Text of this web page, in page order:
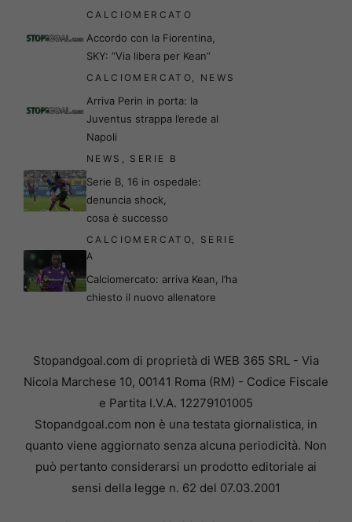
CALCIOMERCATO
Accordo con la Fiorentina,
SKY: “Via libera per Kean”
CALCIOMERCATO NEWS
Arriva Perin in porta: la
Juventus strappa l’erede al
Napoli
NEWS SERIE B
Serie B, 16 in ospedale:
denuncia shock,
cosa è successo
CALCIOMERCATO
SERIE
A
Calciomercato: arriva Kean, l’ha
chiesto il nuovo allenatore
Stopandgoal.com di proprietà di WEB 365 SRL - Via
Nicola Marchese 10, 00141 Roma (RM) - Codice Fiscale
e Partita I.V.A. 12279101005
Stopandgoal.com non è una testata giornalistica, in
quanto viene aggiornato senza alcuna periodicità. Non
può pertanto considerarsi un prodotto editoriale ai
sensi della legge n. 62 del 07.03.2001